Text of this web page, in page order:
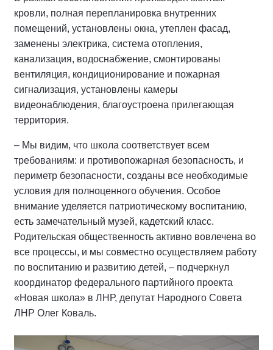
кровли, полная перепланировка внутренних
помещений, установлены окна, утеплен фасад,
заменены электрика, система отопления,
канализация, водоснабжение, смонтированы
вентиляция, кондиционирование и пожарная
сигнализация, установлены камеры
видеонаблюдения, благоустроена прилегающая
территория.
– Мы видим, что школа соответствует всем
требованиям: и противопожарная безопасность, и
периметр безопасности, созданы все необходимые
условия для полноценного обучения. Особое
внимание уделяется патриотическому воспитанию,
есть замечательный музей, кадетский класс.
Родительская общественность активно вовлечена во
все процессы, и мы совместно осуществляем работу
по воспитанию и развитию детей, – подчеркнул
координатор федерального партийного проекта
«Новая школа» в ЛНР, депутат Народного Совета
ЛНР Олег Коваль.